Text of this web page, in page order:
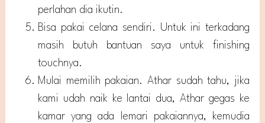
perlahan dia ikutin.
Bisa pakai celana sendiri. Untuk ini terkadang
masih butuh bantuan saya untuk finishing
touchnya.
Mulai memilih pakaian. Athar sudah tahu, jika
kami udah naik ke lantai dua, Athar gegas ke
kamar yang ada lemari pakaiannya, kemudia